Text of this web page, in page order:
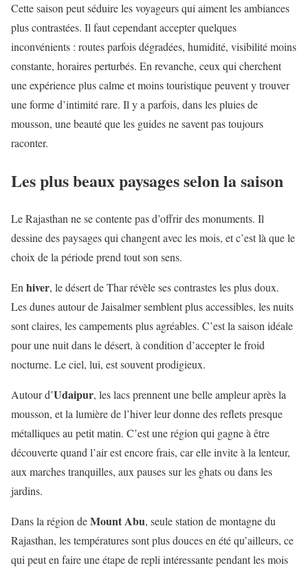
Cette saison peut séduire les voyageurs qui aiment les ambiances
plus contrastées. Il faut cependant accepter quelques
inconvénients : routes parfois dégradées, humidité, visibilité moins
constante, horaires perturbés. En revanche, ceux qui cherchent
une expérience plus calme et moins touristique peuvent y trouver
une forme d’intimité rare. Il y a parfois, dans les pluies de
mousson, une beauté que les guides ne savent pas toujours
raconter.
Les plus beaux paysages selon la saison
Le Rajasthan ne se contente pas d’offrir des monuments. Il
dessine des paysages qui changent avec les mois, et c’est là que le
choix de la période prend tout son sens.
En hiver, le désert de Thar révèle ses contrastes les plus doux.
Les dunes autour de Jaisalmer semblent plus accessibles, les nuits
sont claires, les campements plus agréables. C’est la saison idéale
pour une nuit dans le désert, à condition d’accepter le froid
nocturne. Le ciel, lui, est souvent prodigieux.
Autour d’Udaipur, les lacs prennent une belle ampleur après la
mousson, et la lumière de l’hiver leur donne des reflets presque
métalliques au petit matin. C’est une région qui gagne à être
découverte quand l’air est encore frais, car elle invite à la lenteur,
aux marches tranquilles, aux pauses sur les ghats ou dans les
jardins.
Dans la région deMount Abu, seule station de montagne du
Rajasthan, les températures sont plus douces en été qu’ailleurs, ce
qui peut en faire une étape de repli intéressante pendant les mois